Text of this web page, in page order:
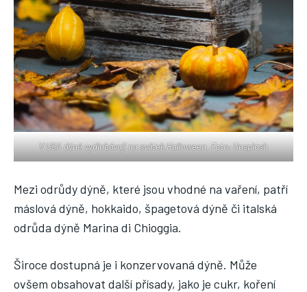
V USA dýně vydlabávají na svátek Halloween. Foto: Unsplash
Mezi odrůdy dýně, které jsou vhodné na vaření, patří
máslová dýně, hokkaido, špagetová dýně či italská
odrůda dýně Marina di Chioggia.
Široce dostupná je i konzervovaná dýně. Může
ovšem obsahovat další přísady, jako je cukr, koření